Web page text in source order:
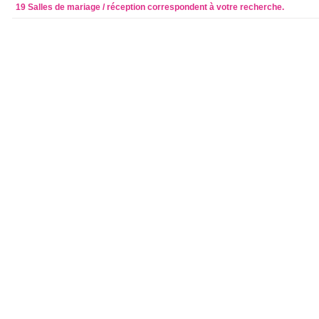
19 Salles de mariage / réception correspondent à votre recherche.